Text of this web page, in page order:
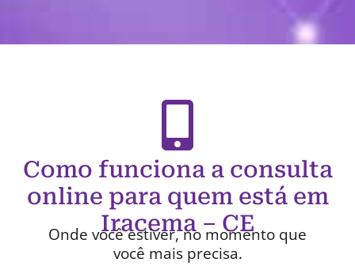
Como funciona a consulta
online para quem está em
Iracema – CE
Onde você estiver, no momento que
você mais precisa.